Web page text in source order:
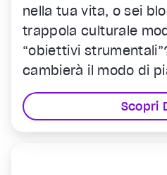
nella tua vita, o sei
trappola culturale
“obiettivi
cambierà il modo di
e raggiungere gli
di vedere la tua
e il tuo scopo nella
Scopri